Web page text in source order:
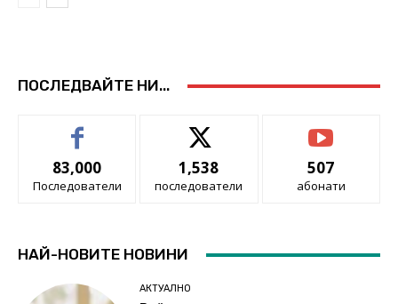
ПОСЛЕДВАЙТЕ НИ...
83,000
Последователи
1,538
последователи
507
абонати
НАЙ-НОВИТЕ НОВИНИ
АКТУАЛНО